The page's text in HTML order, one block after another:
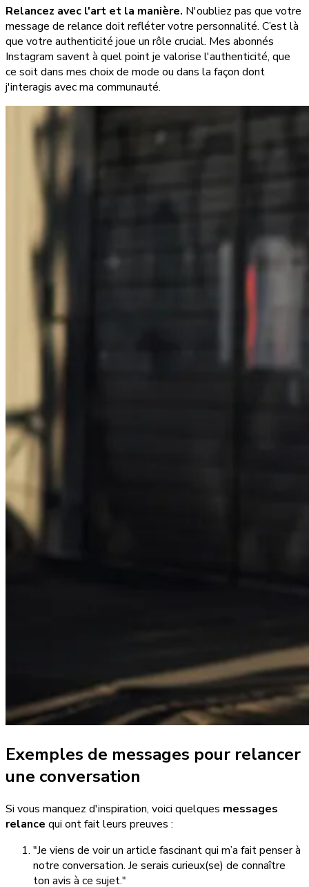
Relancez avec l'art et la manière. N'oubliez pas que votre
message de relance doit refléter votre personnalité. C’est là
que votre authenticité joue un rôle crucial. Mes abonnés
Instagram savent à quel point je valorise l'authenticité, que
ce soit dans mes choix de mode ou dans la façon dont
j'interagis avec ma communauté.
Exemples de messages pour relancer
une conversation
Si vous manquez d'inspiration, voici quelques messages
relance qui ont fait leurs preuves :
"Je viens de voir un article fascinant qui m’a fait penser à
notre conversation. Je serais curieux(se) de connaître
ton avis à ce sujet."